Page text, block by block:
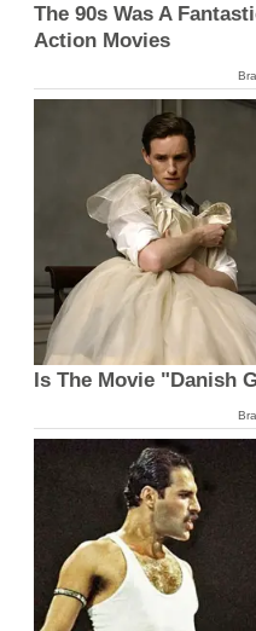
The 90s Was A
Action Movies
Is The Movie "Danish